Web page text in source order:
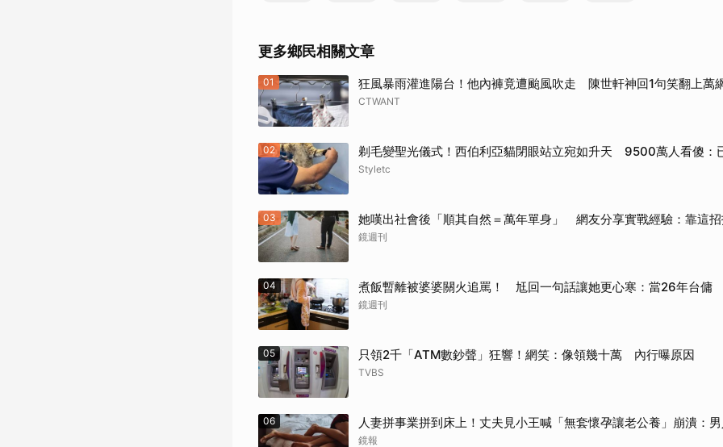
更多鄉民相關文章
01 狂風暴雨灌進陽台！他內褲竟遭颱風吹走 陳世軒神回1句笑翻上萬
CTWANT
02 剃毛變聖光儀式！西伯利亞貓閉眼站立宛如升天 9500萬人看傻：
Styletc
03 她嘆出社會後「順其自然＝萬年單身」 網友分享實戰經驗：靠這
鏡週刊
04 煮飯暫離被婆婆關火追罵！ 尪回一句話讓她更心寒：當26年台傭
鏡週刊
05 只領2千「ATM數鈔聲」狂響！網笑：像領幾十萬 內行曝原因
TVBS
06 人妻拼事業拼到床上！丈夫見小王喊「無套懷孕讓老公養」崩潰：
鏡報